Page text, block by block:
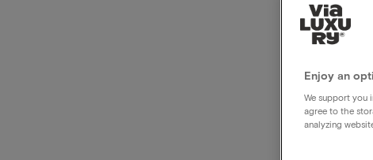
Enjoy an
We support you
agree to the
analyzing